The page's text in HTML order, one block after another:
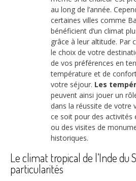
au long de l’année.
certaines villes comme
bénéficient d’un climat
grâce à leur altitude. Par
le choix de votre
de vos préférences en
température et de
votre séjour. Les
peuvent ainsi jouer un
dans la réussite de votre
ce soit pour des activités
ou des visites de
historiques.
Le climat tropical de l’Inde du
particularités